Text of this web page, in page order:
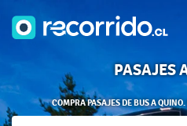
PASAJES
COMPRA PASAJES DE BUS A